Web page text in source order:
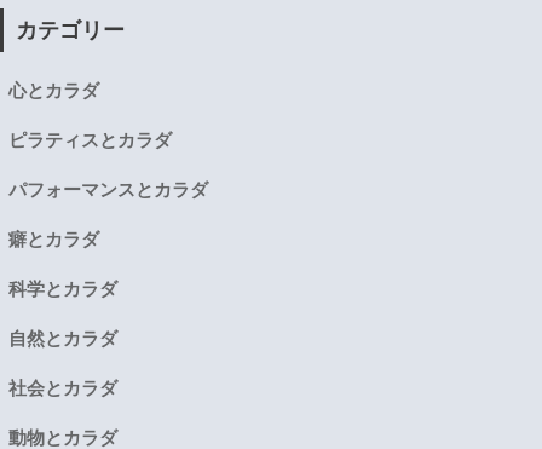
カテゴリー
心とカラダ
ピラティスとカラダ
パフォーマンスとカラダ
癖とカラダ
科学とカラダ
自然とカラダ
社会とカラダ
動物とカラダ